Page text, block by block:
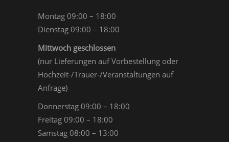
Montag 09:00 – 18:00
Dienstag 09:00 – 18:00
Mittwoch geschlossen
(nur Lieferungen auf Vorbestellung oder
Hochzeit-/Trauer-/Veranstaltungen auf
Anfrage)
Donnerstag 09:00 – 18:00
Freitag 09:00 – 18:00
Samstag 08:00 – 13:00